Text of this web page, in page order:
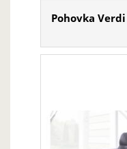
Pohovka Verdi